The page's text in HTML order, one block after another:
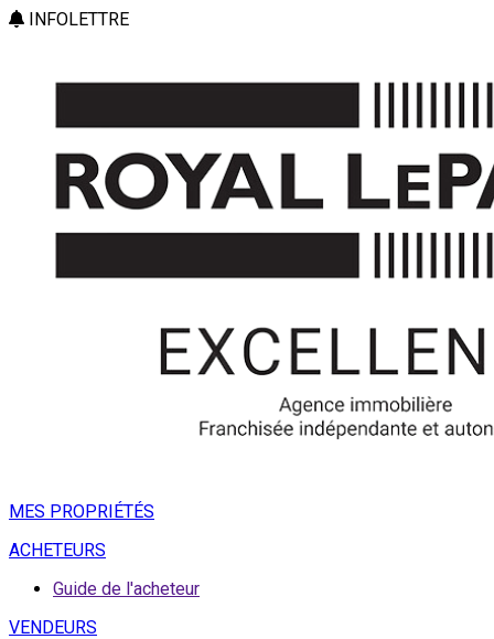
INFOLETTRE
MES PROPRIÉTÉS
ACHETEURS
Guide de l'acheteur
VENDEURS